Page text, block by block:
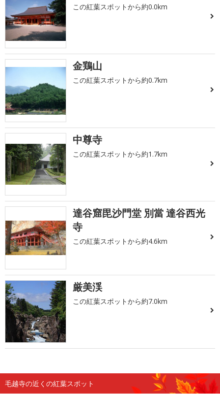
この紅葉スポットから約0.0km
金鶏山
この紅葉スポットから約0.7km
中尊寺
この紅葉スポットから約1.7km
達谷窟毘沙門堂 別當 達谷西光
寺
この紅葉スポットから約4.6km
厳美渓
この紅葉スポットから約7.0km
毛越寺の近くの紅葉スポット